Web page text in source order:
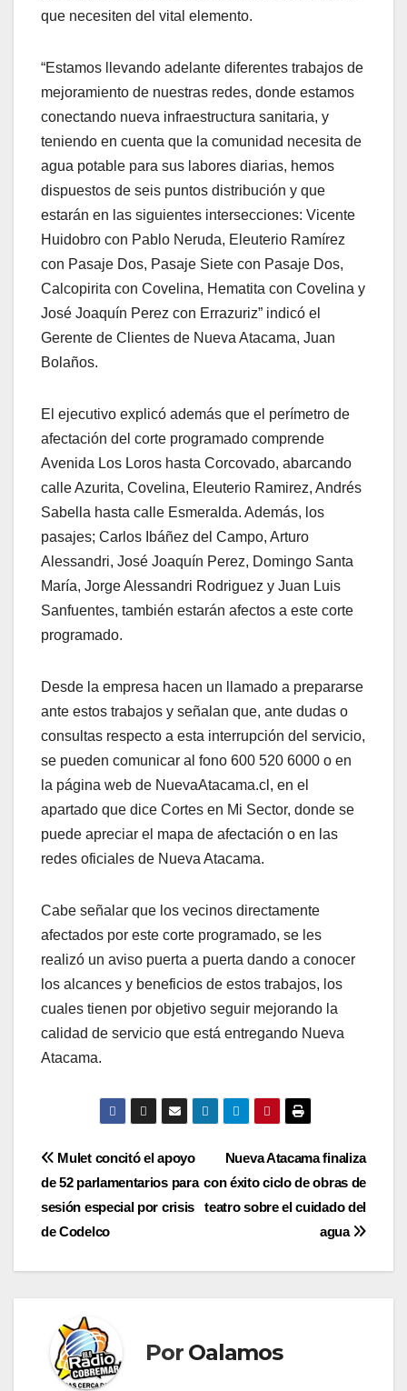
que necesiten del vital elemento.
“Estamos llevando adelante diferentes trabajos de
mejoramiento de nuestras redes, donde estamos
conectando nueva infraestructura sanitaria, y
teniendo en cuenta que la comunidad necesita de
agua potable para sus labores diarias, hemos
dispuestos de seis puntos distribución y que
estarán en las siguientes intersecciones: Vicente
Huidobro con Pablo Neruda, Eleuterio Ramírez
con Pasaje Dos, Pasaje Siete con Pasaje Dos,
Calcopirita con Covelina, Hematita con Covelina y
José Joaquín Perez con Errazuriz” indicó el
Gerente de Clientes de Nueva Atacama, Juan
Bolaños.
El ejecutivo explicó además que el perímetro de
afectación del corte programado comprende
Avenida Los Loros hasta Corcovado, abarcando
calle Azurita, Covelina, Eleuterio Ramirez, Andrés
Sabella hasta calle Esmeralda. Además, los
pasajes; Carlos Ibáñez del Campo, Arturo
Alessandri, José Joaquín Perez, Domingo Santa
María, Jorge Alessandri Rodriguez y Juan Luis
Sanfuentes, también estarán afectos a este corte
programado.
Desde la empresa hacen un llamado a prepararse
ante estos trabajos y señalan que, ante dudas o
consultas respecto a esta interrupción del servicio,
se pueden comunicar al fono 600 520 6000 o en
la página web de NuevaAtacama.cl, en el
apartado que dice Cortes en Mi Sector, donde se
puede apreciar el mapa de afectación o en las
redes oficiales de Nueva Atacama.
Cabe señalar que los vecinos directamente
afectados por este corte programado, se les
realizó un aviso puerta a puerta dando a conocer
los alcances y beneficios de estos trabajos, los
cuales tienen por objetivo seguir mejorando la
calidad de servicio que está entregando Nueva
Atacama.
Navegación
de
entradas
Nueva Atacama finaliza
con éxito ciclo de obras de
teatro sobre el cuidado del
agua
Mulet concitó el apoyo
de 52 parlamentarios para
sesión especial por crisis
de Codelco
Por Oalamos